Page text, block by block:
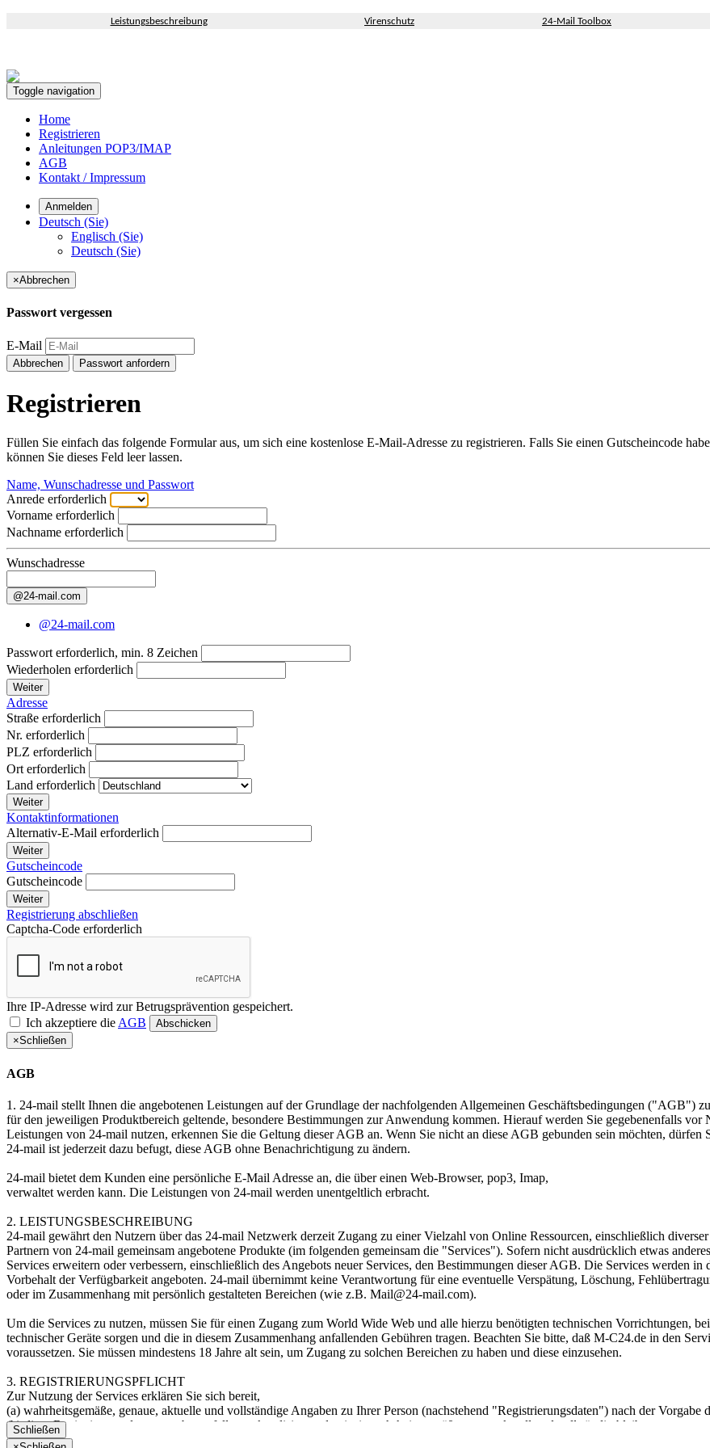
Leistungsbeschreibung Virenschutz 24-Mail Toolbox
Toggle navigation
Home
Registrieren
Anleitungen POP3/IMAP
AGB
Kontakt / Impressum
Anmelden
Deutsch (Sie)
Englisch (Sie)
Deutsch (Sie)
×Abbrechen
Passwort vergessen
E-Mail
Abbrechen Passwort anfordern
Registrieren
Füllen Sie einfach das folgende Formular aus, um sich eine kostenlose E-Mail-Adresse zu registrieren. Falls Sie einen Gutscheincode
können Sie dieses Feld leer lassen.
Name, Wunschadresse und Passwort
Anrede erforderlich
Vorname erforderlich
Nachname erforderlich
Wunschadresse
@24-mail.com
@24-mail.com
Passworterforderlich, min. 8 Zeichen
Wiederholen erforderlich
Weiter
Adresse
Straße erforderlich
Nr. erforderlich
PLZ erforderlich
Orterforderlich
Land erforderlich
Weiter
Kontaktinformationen
Alternativ-E-Mail erforderlich
Weiter
Gutscheincode
Gutscheincode
Weiter
Registrierung abschließen
Captcha-Code erforderlich
Ihre IP-Adresse wird zur Betrugsprävention gespeichert.
Ich akzeptiere dieAGB
Abschicken
×Schließen
AGB
1. 24-mail stellt Ihnen die angebotenen Leistungen auf der Grundlage der nachfolgenden Allgemeinen Geschäftsbedingungen ("AGB")
für den jeweiligen Produktbereich geltende, besondere Bestimmungen zur Anwendung kommen. Hierauf werden Sie gegebenenfalls
Leistungen von 24-mail nutzen, erkennen Sie die Geltung dieser AGB an. Wenn Sie nicht an diese AGB gebunden sein möchten,
24-mail ist jederzeit dazu befugt, diese AGB ohne Benachrichtigung zu ändern.
24-mail bietet dem Kunden eine persönliche E-Mail Adresse an, die über einen Web-Browser, pop3, Imap,
verwaltet werden kann. Die Leistungen von 24-mail werden unentgeltlich erbracht.
2. LEISTUNGSBESCHREIBUNG
24-mail gewährt den Nutzern über das 24-mail Netzwerk derzeit Zugang zu einer Vielzahl von Online Ressourcen, einschließlich
Partnern von 24-mail gemeinsam angebotene Produkte (im folgenden gemeinsam die "Services"). Sofern nicht ausdrücklich etwas
Services erweitern oder verbessern, einschließlich des Angebots neuer Services, den Bestimmungen dieser AGB. Die Services werden
Vorbehalt der Verfügbarkeit angeboten. 24-mail übernimmt keine Verantwortung für eine eventuelle Verspätung, Löschung,
oder im Zusammenhang mit persönlich gestalteten Bereichen (wie z.B. Mail@24-mail.com).
Um die Services zu nutzen, müssen Sie für einen Zugang zum World Wide Web und alle hierzu benötigten technischen Vorrichtungen,
technischer Geräte sorgen und die in diesem Zusammenhang anfallenden Gebühren tragen. Beachten Sie bitte, daß M-C24.de in den
voraussetzen. Sie müssen mindestens 18 Jahre alt sein, um Zugang zu solchen Bereichen zu haben und diese einzusehen.
3. REGISTRIERUNGSPFLICHT
Zur Nutzung der Services erklären Sie sich bereit,
(a) wahrheitsgemäße, genaue, aktuelle und vollständige Angaben zu Ihrer Person (nachstehend "Registrierungsdaten") nach der Vorgabe
(b) diese Registrierungsdaten gegebenenfalls zu aktualisieren, damit sie wahrheitsgemäß, genau, aktuell und vollständig bleiben.
Falls eine der Angaben, die Sie machen, unwahr, ungenau, überholt oder unvollständig sein sollte oder falls für 24-mail Veranlassung
Schließen